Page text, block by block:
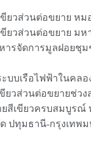
ยวส่วนต่อขยาย ห
ยวส่วนต่อขยาย ม
การมูลฝอยชุมชน
รือไฟฟ้าในคลอง
นต่อขยายช่วงสุ
ยสีเขียวครบสมบูร
ปทุมธานี-กรุงเทพ